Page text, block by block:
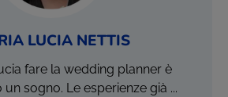
LUCIA NETTIS
fare la wedding planner è
sogno. Le esperienze già ...